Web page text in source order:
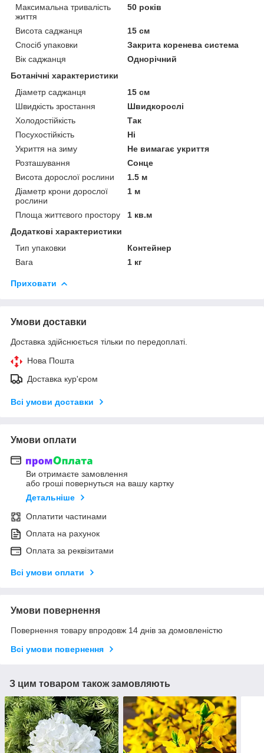
Максимальна тривалість
життя
50 років
Висота саджанця
15 см
Спосіб упаковки
Закрита коренева система
Вік саджанця
Однорічний
Ботанічні характеристики
Діаметр саджанця
15 см
Швидкість зростання
Швидкорослі
Холодостійкість
Так
Посухостійкість
Ні
Укриття на зиму
Не вимагає укриття
Розташування
Сонце
Висота дорослої рослини
1.5 м
Діаметр крони дорослої
рослини
1 м
Площа життєвого простору
1 кв.м
Додаткові характеристики
Тип упаковки
Контейнер
Вага
1 кг
Приховати
Умови доставки
Доставка здійснюється тільки по передоплаті.
Нова Пошта
Доставка кур'єром
Всі умови доставки
Умови оплати
Ви отримаєте замовлення
або гроші повернуться на вашу картку
Детальніше
Оплатити частинами
Оплата на рахунок
Оплата за реквізитами
Всі умови оплати
Умови повернення
Повернення товару впродовж 14 днів за домовленістю
Всі умови повернення
З цим товаром також замовляють